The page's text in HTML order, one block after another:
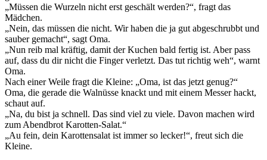
„Müssen die Wurzeln nicht erst geschält werden?“, fragt das
Mädchen.
„Nein, das müssen die nicht. Wir haben die ja gut abgeschrubbt und
sauber gemacht“, sagt Oma.
„Nun reib mal kräftig, damit der Kuchen bald fertig ist. Aber pass
auf, dass du dir nicht die Finger verletzt. Das tut richtig weh“, warnt
Oma.
Nach einer Weile fragt die Kleine: „Oma, ist das jetzt genug?“
Oma, die gerade die Walnüsse knackt und mit einem Messer hackt,
schaut auf.
„Na, du bist ja schnell. Das sind viel zu viele. Davon machen wird
zum Abendbrot Karotten-Salat.“
„Au fein, dein Karottensalat ist immer so lecker!“, freut sich die
Kleine.